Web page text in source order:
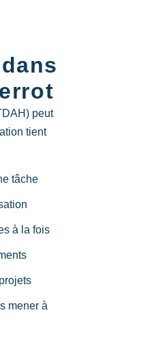
peut
tient
tâche
à la fois
mener à